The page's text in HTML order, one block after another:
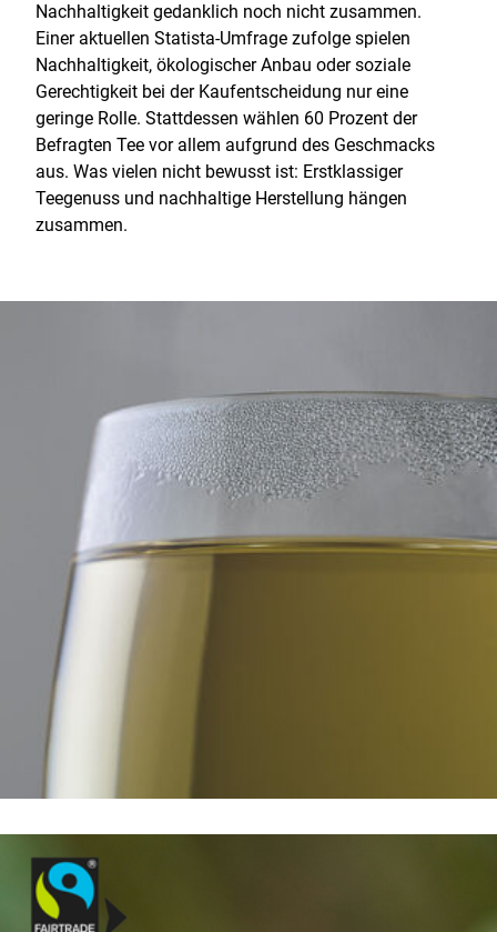
Nachhaltigkeit gedanklich noch nicht zusammen.
Einer aktuellen Statista-Umfrage zufolge spielen
Nachhaltigkeit, ökologischer Anbau oder soziale
Gerechtigkeit bei der Kaufentscheidung nur eine
geringe Rolle. Stattdessen wählen 60 Prozent der
Befragten Tee vor allem aufgrund des Geschmacks
aus. Was vielen nicht bewusst ist: Erstklassiger
Teegenuss und nachhaltige Herstellung hängen
zusammen.